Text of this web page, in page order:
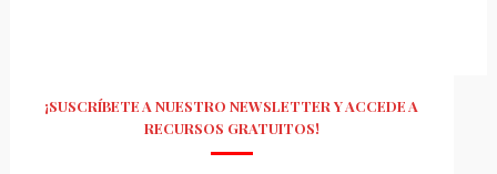
¡SUSCRÍBETE A NUESTRO NEWSLETTER Y ACCEDE A
RECURSOS GRATUITOS!